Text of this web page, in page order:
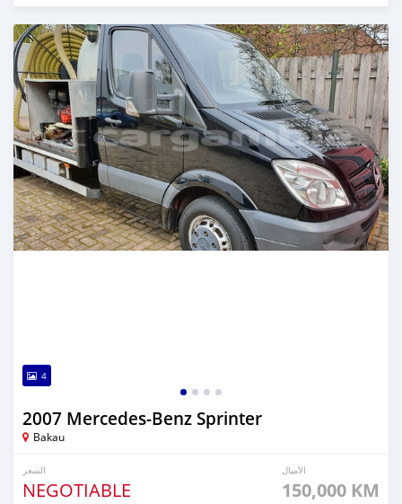
تم النشر منذ 5 أشهر مضت
4
2007 Mercedes‒Benz Sprinter
Bakau
السعر
NEGOTIABLE
الأميال
150,000 KM